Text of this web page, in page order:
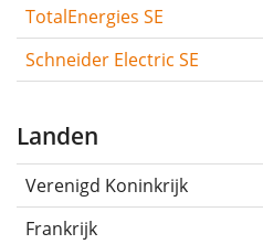
TotalEnergies SE
Schneider Electric SE
Landen
Verenigd Koninkrijk
Frankrijk